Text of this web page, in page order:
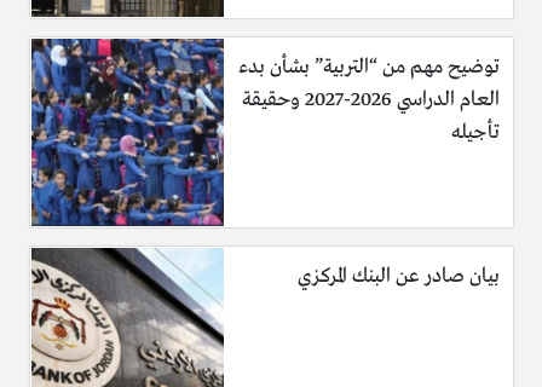
توضيح مهم من “التربية” بشأن بدء
العام الدراسي 2026-2027 وحقيقة
تأجيله
بيان صادر عن البنك المركزي